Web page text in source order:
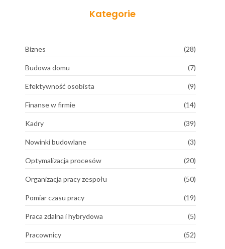
Kategorie
Biznes (28)
Budowa domu (7)
Efektywność osobista (9)
Finanse w firmie (14)
Kadry (39)
Nowinki budowlane (3)
Optymalizacja procesów (20)
Organizacja pracy zespołu (50)
Pomiar czasu pracy (19)
Praca zdalna i hybrydowa (5)
Pracownicy (52)